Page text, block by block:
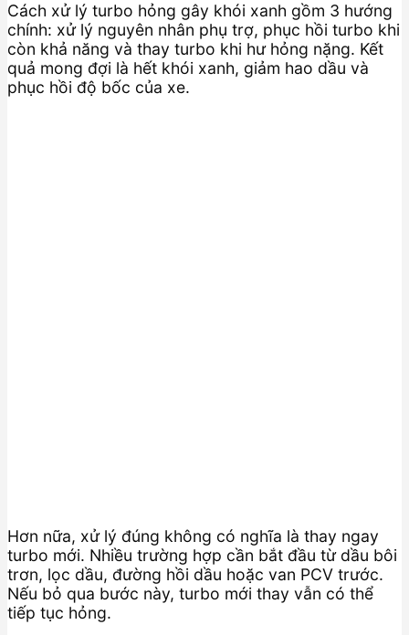
Cách xử lý turbo hỏng gây khói xanh gồm 3 hướng
chính: xử lý nguyên nhân phụ trợ, phục hồi turbo khi
còn khả năng và thay turbo khi hư hỏng nặng. Kết
quả mong đợi là hết khói xanh, giảm hao dầu và
phục hồi độ bốc của xe.
Hơn nữa, xử lý đúng không có nghĩa là thay ngay
turbo mới. Nhiều trường hợp cần bắt đầu từ dầu bôi
trơn, lọc dầu, đường hồi dầu hoặc van PCV trước.
Nếu bỏ qua bước này, turbo mới thay vẫn có thể
tiếp tục hỏng.